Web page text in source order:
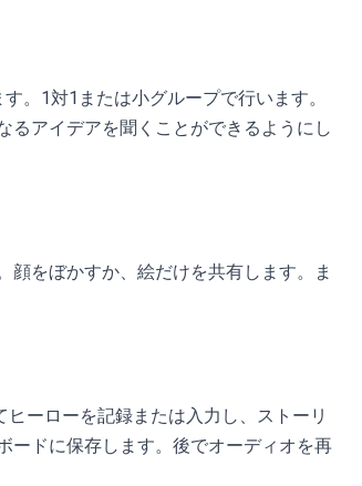
。1対1または小グループで行います。
るアイデアを聞くことができるようにし
をぼかすか、絵だけを共有します。ま
ーローを記録または入力し、ストーリ
ードに保存します。後でオーディオを再